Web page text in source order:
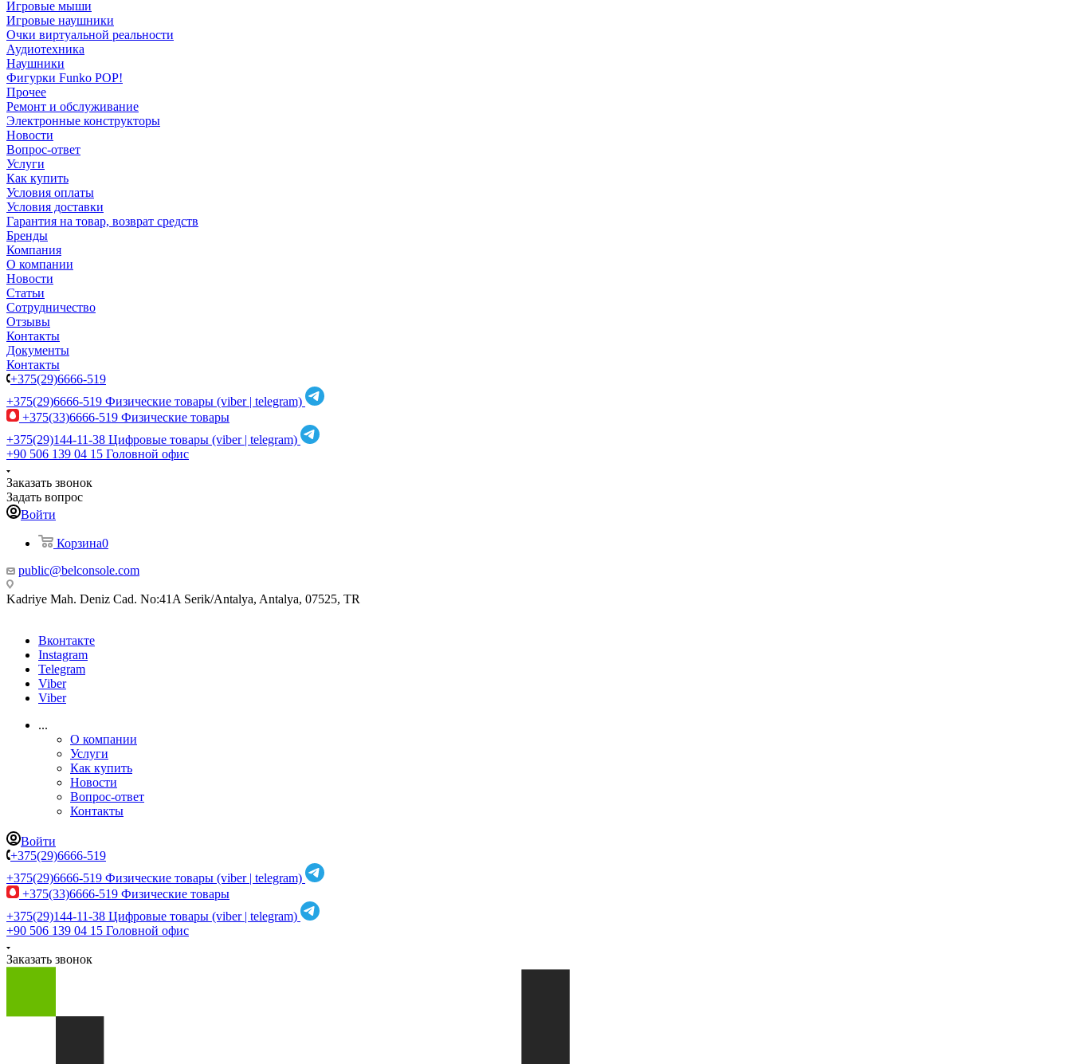
Игровые мыши
Игровые наушники
Очки виртуальной реальности
Аудиотехника
Наушники
Фигурки Funko POP!
Прочее
Ремонт и обслуживание
Электронные конструкторы
Новости
Вопрос-ответ
Услуги
Как купить
Условия оплаты
Условия доставки
Гарантия на товар, возврат средств
Бренды
Компания
О компании
Новости
Статьи
Сотрудничество
Отзывы
Контакты
Документы
Контакты
+375(29)6666-519
+375(29)6666-519 Физические товары (viber | telegram)
+375(33)6666-519 Физические товары
+375(29)144-11-38 Цифровые товары (viber | telegram)
+90 506 139 04 15 Головной офис
Заказать звонок
Задать вопрос
Войти
Корзина0
public@belconsole.com
Kadriye Mah. Deniz Cad. No:41A Serik/Antalya, Antalya, 07525, TR
Вконтакте
Instagram
Telegram
Viber
Viber
...
О компании
Услуги
Как купить
Новости
Вопрос-ответ
Контакты
Войти
+375(29)6666-519
+375(29)6666-519 Физические товары (viber | telegram)
+375(33)6666-519 Физические товары
+375(29)144-11-38 Цифровые товары (viber | telegram)
+90 506 139 04 15 Головной офис
Заказать звонок